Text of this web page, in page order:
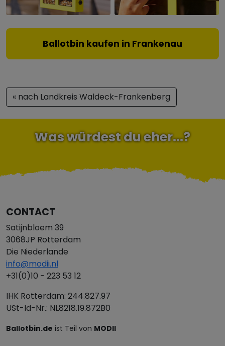
Ballotbin kaufen in Frankenau
« nach Landkreis Waldeck-Frankenberg
Was würdest du eher...?
CONTACT
Satijnbloem 39
3068JP Rotterdam
Die Niederlande
info@modii.nl
+31(0)10 - 223 53 12
IHK Rotterdam: 244.827.97
USt-Id-Nr.: NL8218.19.872B0
Ballotbin.de ist Teil von MODII